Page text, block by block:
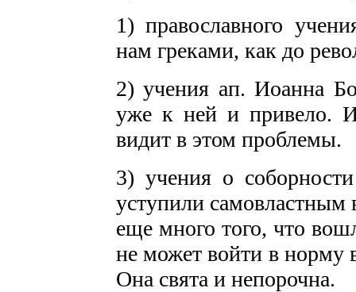
1) православного
нам греками, как до
2) учения ап. Иоанна
уже к ней и привело. И
видит в этом проблемы.
3) учения о
уступили самовластным
еще много того, что
не может войти в норму
Она свята и непорочна.